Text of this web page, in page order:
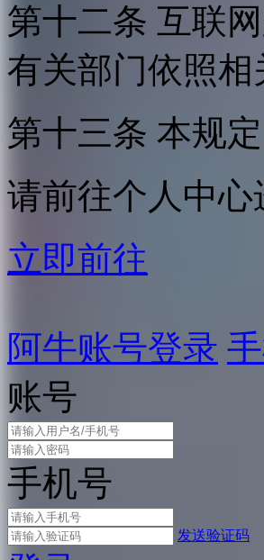
第十二条 互联
有关部门依照
第十三条 本规
请前往个人中
立即前往
阿牛账号登录
账号
手机号
发送验证码